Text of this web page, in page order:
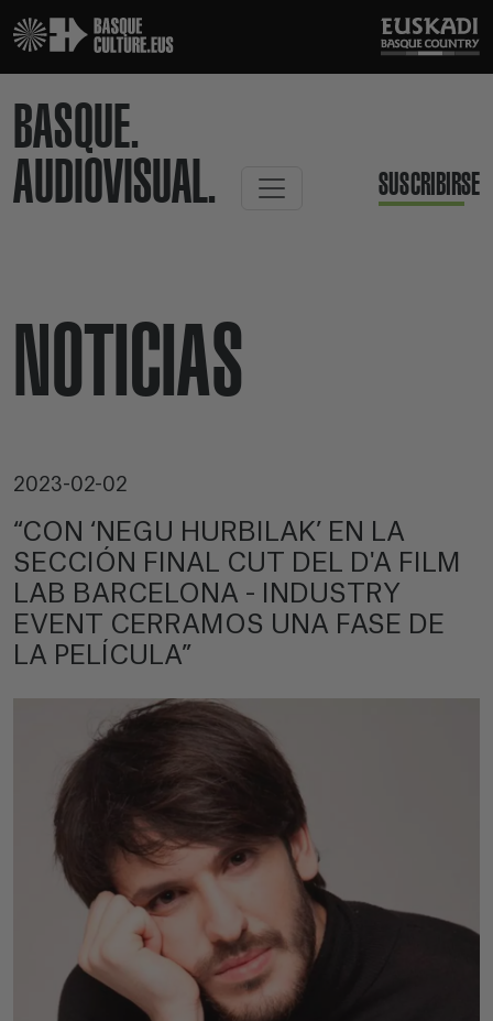
BASQUE.
AUDIOVISUAL.
SUSCRIBIRSE
NOTICIAS
2023-02-02
“CON ‘NEGU HURBILAK’ EN LA
SECCIÓN FINAL CUT DEL D'A FILM
LAB BARCELONA - INDUSTRY
EVENT CERRAMOS UNA FASE DE
LA PELÍCULA”